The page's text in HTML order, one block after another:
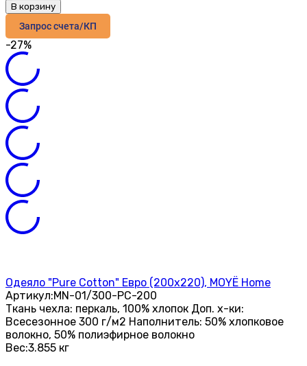
В корзину
Запрос счета/КП
-27%
Одеяло "Pure Cotton" Евро (200х220), MOYЁ Home
Артикул:MN-01/300-PC-200
Ткань чехла: перкаль, 100% хлопок Доп. х-ки:
Всесезонное 300 г/м2 Наполнитель: 50% хлопковое
волокно, 50% полиэфирное волокно
Вес:3.855 кг